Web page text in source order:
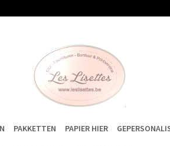
PAKKETTEN PAPIER HIER